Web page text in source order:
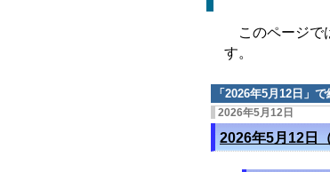
このページで
す。
「 2026年5月12日 」
2026年5月12日
2026年5月12日（